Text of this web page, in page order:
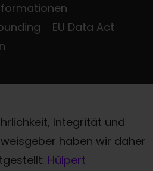
EU Data Act
Integrität und
haben wir daher
Hülpert